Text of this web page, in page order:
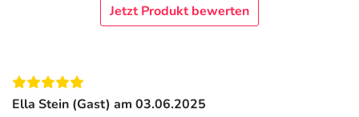
Fettalkohol, Weingeist*, pflanzl. Glycerin, Mandelöl*,
Sheabutter*, Sanddornextrakt*, Traubenkernöl*,
Jetzt Produkt bewerten
Ella Stein (Gast) am 03.06.2025